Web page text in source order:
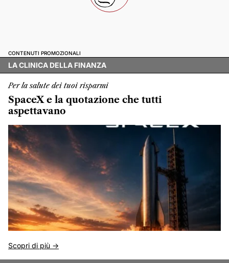
CONTENUTI PROMOZIONALI
LA CLINICA DELLA FINANZA
Per la salute dei tuoi risparmi
SpaceX e la quotazione che tutti
aspettavano
Scopri di più ->